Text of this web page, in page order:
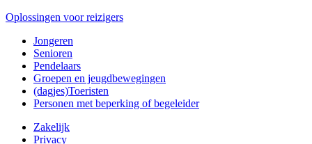
Oplossingen voor reizigers
Jongeren
Senioren
Pendelaars
Groepen en jeugdbewegingen
(dagjes)Toeristen
Personen met beperking of begeleider
Zakelijk
Privacy